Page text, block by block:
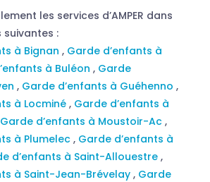
les services d’AMPER dans
suivantes :
à Bignan , Garde d’enfants à
à Buléon , Garde
, Garde d’enfants à Guéhenno ,
à Locminé , Garde d’enfants à
Garde d’enfants à Moustoir-Ac ,
à Plumelec , Garde d’enfants à
d’enfants à Saint-Allouestre ,
à Saint-Jean-Brévelay , Garde